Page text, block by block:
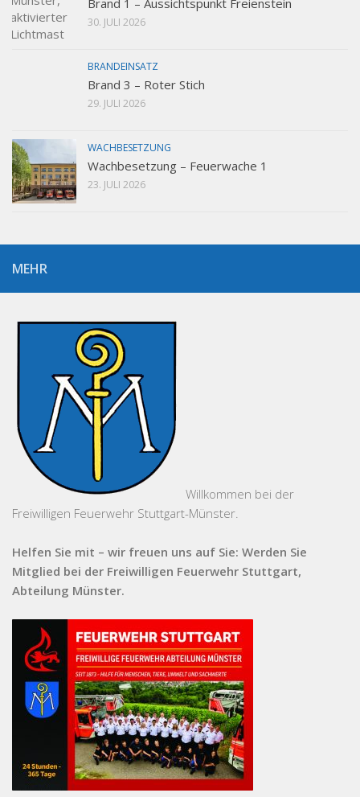
30. JULI 2026
BRANDEINSATZ
Brand 3 – Roter Stich
29. JULI 2026
WACHBESETZUNG
Wachbesetzung – Feuerwache 1
23. JULI 2026
MEHR
Willkommen bei der
Freiwilligen Feuerwehr Stuttgart-Münster.
Helfen Sie mit – wir freuen uns auf Sie: Werden Sie
Mitglied bei der Freiwilligen Feuerwehr Stuttgart,
Abteilung Münster.